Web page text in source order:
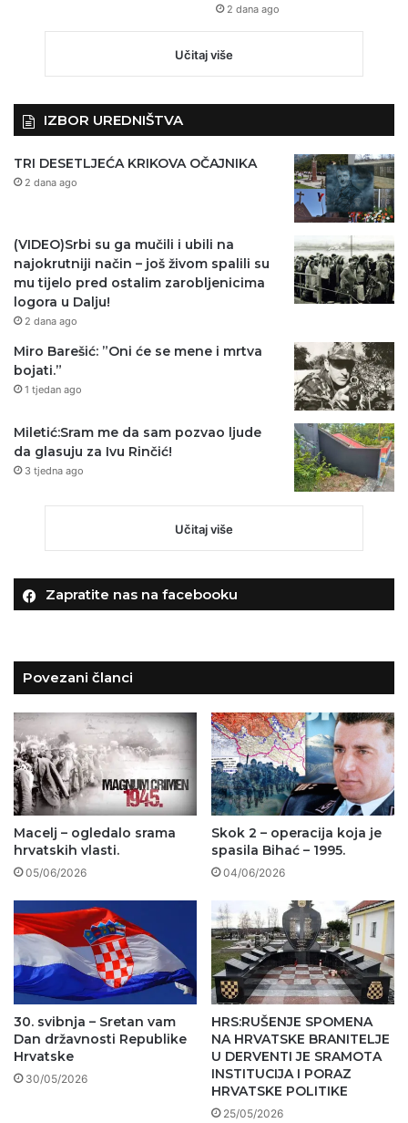
2 dana ago
Učitaj više
IZBOR UREDNIŠTVA
TRI DESETLJEĆA KRIKOVA OČAJNIKA
2 dana ago
(VIDEO)Srbi su ga mučili i ubili na
najokrutniji način – još živom spalili su
mu tijelo pred ostalim zarobljenicima
logora u Dalju!
2 dana ago
Miro Barešić: ”Oni će se mene i mrtva
bojati.”
1 tjedan ago
Miletić:Sram me da sam pozvao ljude
da glasuju za Ivu Rinčić!
3 tjedna ago
Učitaj više
Zapratite nas na facebooku
Povezani članci
Macelj – ogledalo srama
hrvatskih vlasti.
05/06/2026
Skok 2 – operacija koja je
spasila Bihać – 1995.
04/06/2026
30. svibnja – Sretan vam
Dan državnosti Republike
Hrvatske
30/05/2026
HRS:RUŠENJE SPOMENA
NA HRVATSKE BRANITELJE
U DERVENTI JE SRAMOTA
INSTITUCIJA I PORAZ
HRVATSKE POLITIKE
25/05/2026